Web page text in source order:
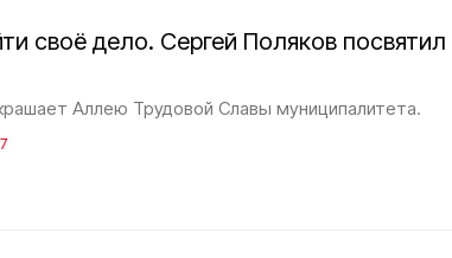
своё дело. Сергей Поляков посвятил
Аллею Трудовой Славы муниципалитета.